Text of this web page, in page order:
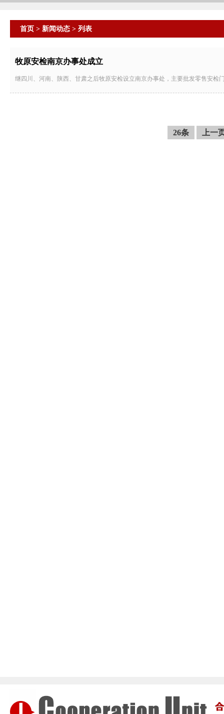
首页 > 新闻动态 > 列表
牧原安检南京办事处成立
继四川、河南、陕西、甘肃之后牧原安检设立南京办事处，主要批发零售安
26条 上一